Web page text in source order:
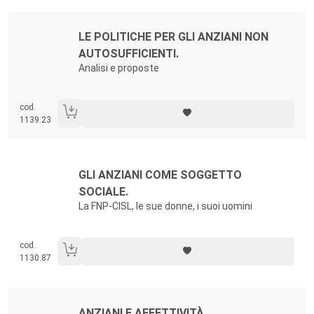
Autori:
Titolo:
LE POLITICHE PER GLI ANZIANI NON
AUTOSUFFICIENTI.
Analisi e proposte
cod.
1139.23
Autori:
Titolo:
GLI ANZIANI COME SOGGETTO
SOCIALE.
La FNP-CISL, le sue donne, i suoi uomini
cod.
1130.87
Autori: